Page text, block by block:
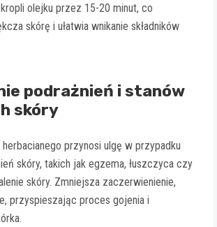
olejku przez 15-20 minut, co
skórę i ułatwia wnikanie składników
podrażnień i stanów
skóry
przynosi ulgę w przypadku
skóry, takich jak egzema, łuszczyca czy
skóry. Zmniejsza zaczerwienienie,
przyspieszając proces gojenia i